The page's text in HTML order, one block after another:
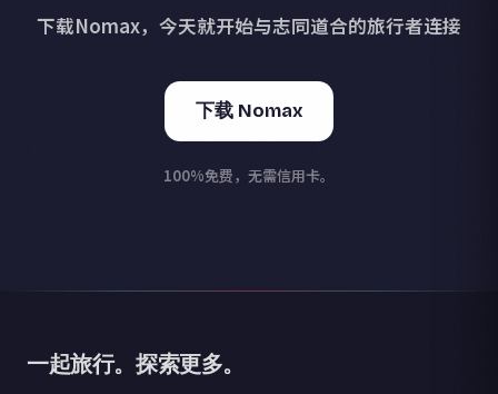
下载Nomax，今天就开始与志同道合的旅行者连接
下载 Nomax
100%免费，无需信用卡。
一起旅行。探索更多。